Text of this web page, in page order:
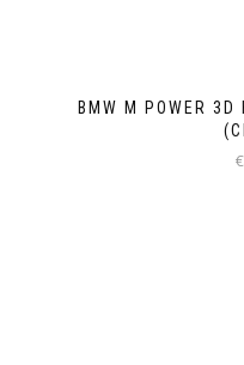
BMW M POWER 3D
€